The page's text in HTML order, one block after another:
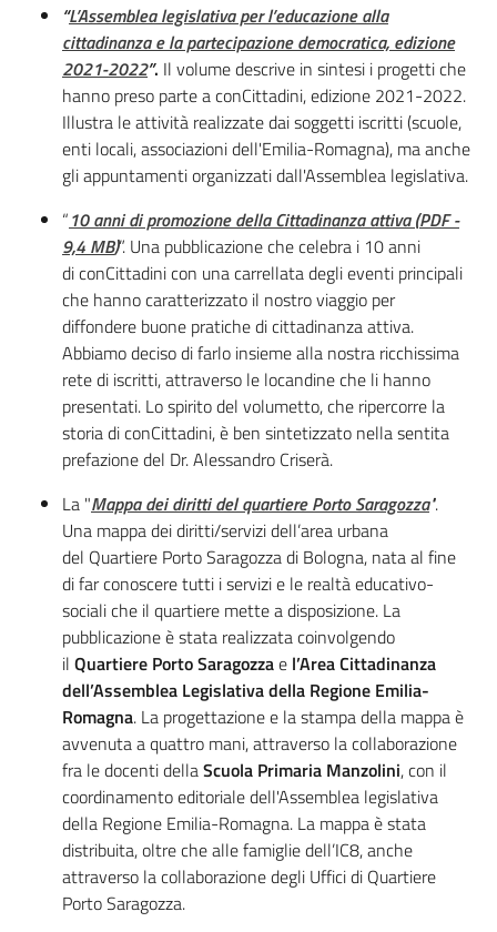
“L’Assemblea legislativa per l’educazione alla
cittadinanza e la partecipazione democratica, edizione
2021-2022”. Il volume descrive in sintesi i progetti che
hanno preso parte a conCittadini, edizione 2021-2022.
Illustra le attività realizzate dai soggetti iscritti (scuole,
enti locali, associazioni dell'Emilia-Romagna), ma anche
gli appuntamenti organizzati dall'Assemblea legislativa.
“10 anni di promozione della Cittadinanza attiva(PDF-
9,4 MB)”. Una pubblicazione che celebra i 10 anni
di conCittadini con una carrellata degli eventi principali
che hanno caratterizzato il nostro viaggio per
diffondere buone pratiche di cittadinanza attiva.
Abbiamo deciso di farlo insieme alla nostra ricchissima
rete di iscritti, attraverso le locandine che li hanno
presentati. Lo spirito del volumetto, che ripercorre la
storia di conCittadini, è ben sintetizzato nella sentita
prefazione del Dr. Alessandro Criserà.
La "Mappa dei diritti del quartiere Porto Saragozza".
Una mappa dei diritti/servizi dell’area urbana
del Quartiere Porto Saragozza di Bologna, nata al fine
di far conoscere tutti i servizi e le realtà educativo-
sociali che il quartiere mette a disposizione. La
pubblicazione è stata realizzata coinvolgendo
il Quartiere Porto Saragozzae l’Area Cittadinanza
dell’Assemblea Legislativa della Regione Emilia-
Romagna. La progettazione e la stampa della mappa è
avvenuta a quattro mani, attraverso la collaborazione
fra le docenti dellaScuola Primaria Manzolini, con il
coordinamento editoriale dell'Assemblea legislativa
della Regione Emilia-Romagna. La mappa è stata
distribuita, oltre che alle famiglie dell’IC8, anche
attraverso la collaborazione degli Uffici di Quartiere
Porto Saragozza.